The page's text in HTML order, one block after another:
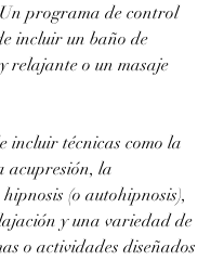
programa de control
incluir un baño de
relajante o un masaje
incluir técnicas como la
acupresión, la
(o autohipnosis),
y una variedad de
o actividades diseñados